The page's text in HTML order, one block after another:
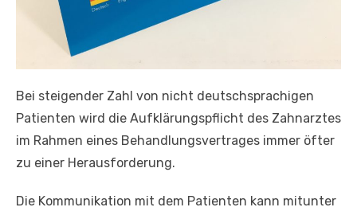
Bei steigender Zahl von nicht deutschsprachigen
Patienten wird die Aufklärungspflicht des Zahnarztes
im Rahmen eines Behandlungsvertrages immer öfter
zu einer Herausforderung.
Die Kommunikation mit dem Patienten kann mitunter